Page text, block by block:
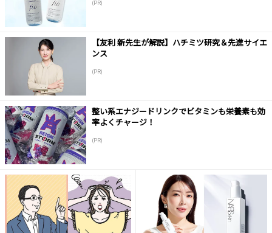
(PR)
【友利 新先生が解説】ハチミツ研究＆先進サイエ
ンス
(PR)
整い系エナジードリンクでビタミンも栄養素も効
率よくチャージ！
(PR)